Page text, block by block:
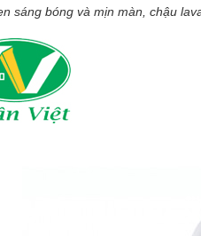
sáng bóng và mịn màn, chậu